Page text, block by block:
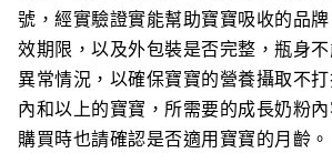
號，經實驗證實能幫助寶寶吸收的品
效期限，以及外包裝是否完整，瓶身
異常情況，以確保寶寶的營養攝取不
內和以上的寶寶，所需要的成長奶粉內
購買時也請確認是否適用寶寶的月齡。